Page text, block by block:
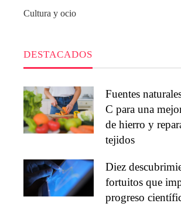
Cultura y ocio
DESTACADOS
Fuentes
C para una
de hierro y
tejidos
Diez
fortuitos que
progreso